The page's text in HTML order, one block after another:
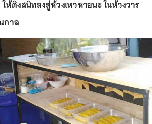
ห้ดิ่งสนิทลงสู่ห้วงเหวหายนะ ในห้วงวาร
กาล